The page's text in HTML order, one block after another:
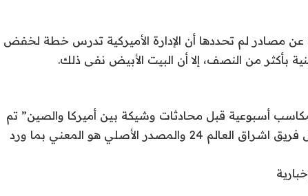
مصادر لم تحددها أن الإدارة الأميركية تدرس خطة لخفض
بأكثر من النصف، إلا أن البيت الأبيض نفى ذلك.
لمكاسب أسبوعية قبل محادثات وشيكة بين أميركا والصين” تم
نقله واقتباسه والتعديل عليه من قبل فريق اشراق العالم 24 والمصدر الأصلي هو المعني بما ورد